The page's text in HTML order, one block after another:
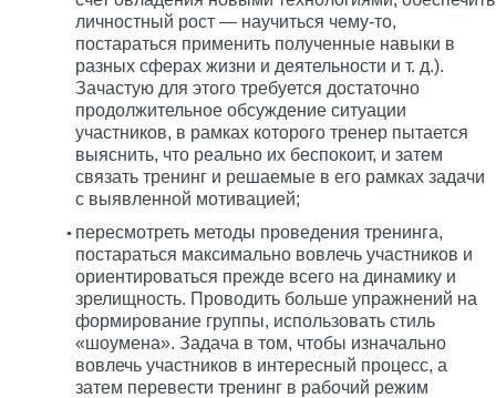
личностный рост — научиться чему-то,
постараться применить полученные навыки в
разных сферах жизни и деятельности и т. д.).
Зачастую для этого требуется достаточно
продолжительное обсуждение ситуации
участников, в рамках которого тренер пытается
выяснить, что реально их беспокоит, и затем
связать тренинг и решаемые в его рамках задачи
с выявленной мотивацией;
пересмотреть методы проведения тренинга,
постараться максимально вовлечь участников и
ориентироваться прежде всего на динамику и
зрелищность. Проводить больше упражнений на
формирование группы, использовать стиль
«шоумена». Задача в том, чтобы изначально
вовлечь участников в интересный процесс, а
затем перевести тренинг в рабочий режим